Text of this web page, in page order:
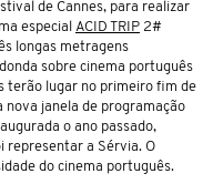
de Cannes, para realizar
especial ACID TRIP 2#
longas metragens
sobre cinema português
terão lugar no primeiro fim de
nova janela de programação
o ano passado,
representar a Sérvia. O
do cinema português.